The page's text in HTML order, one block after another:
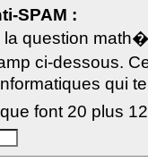
SPAM :
question
ci-dessous.
qui
font 20 plus